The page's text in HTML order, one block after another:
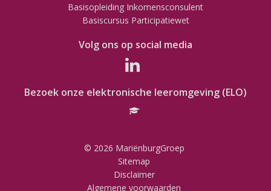
Basisopleiding Inkomensconsulent
Basiscursus Participatiewet
Volg ons op social media
Bezoek onze elektronische leeromgeving (ELO)
© 2026 MariënburgGroep
Sitemap
Disclaimer
Algemene voorwaarden